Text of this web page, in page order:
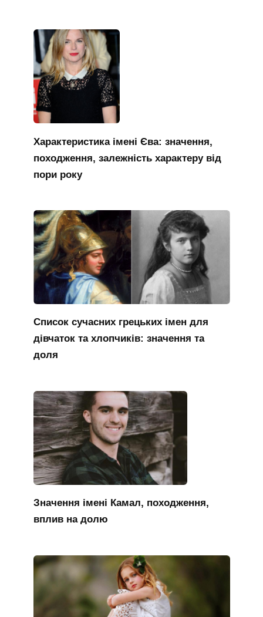
Характеристика імені Єва: значення,
походження, залежність характеру від
пори року
Список сучасних грецьких імен для
дівчаток та хлопчиків: значення та
доля
Значення імені Камал, походження,
вплив на долю